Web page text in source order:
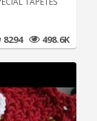
8294 498.6K